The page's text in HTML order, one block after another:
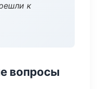
к
вопросы